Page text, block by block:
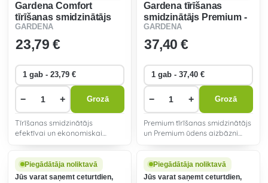
Gardena Comfort
tīrīšanas smidzinātājs
ecoPulse 18304-20
GARDENA
23,79 €
− + Grozā
Tīrīšanas smidzinātājs
efektīvai un ekonomiskai
salu.
Gardena tīrīšanas
smidzinātājs Premium -
komplekts 18306-20
GARDENA
37,40 €
− + Grozā
Premium tīrīšanas smidzinātājs
un Premium ūdens aizbāzni
Piegādātāja noliktavā
Jūs varat saņemt ceturtdien,
Piegādātāja noliktavā
Jūs varat saņemt ceturtdien,